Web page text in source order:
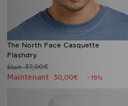
The North Face Casquette
Flashdry
Était37,00€
Maintenant 30,00€ - 19%